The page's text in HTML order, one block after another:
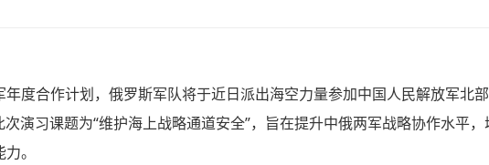
年度合作计划，俄罗斯军队将于近日派出海空力量参加中国人民解放军北
次演习课题为“维护海上战略通道安全”，旨在提升中俄两军战略协作水平
。